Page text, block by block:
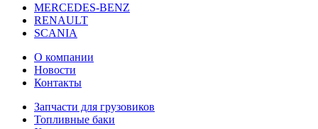
MERCEDES-BENZ
RENAULT
SCANIA
О компании
Новости
Контакты
Запчасти для грузовиков
Топливные баки